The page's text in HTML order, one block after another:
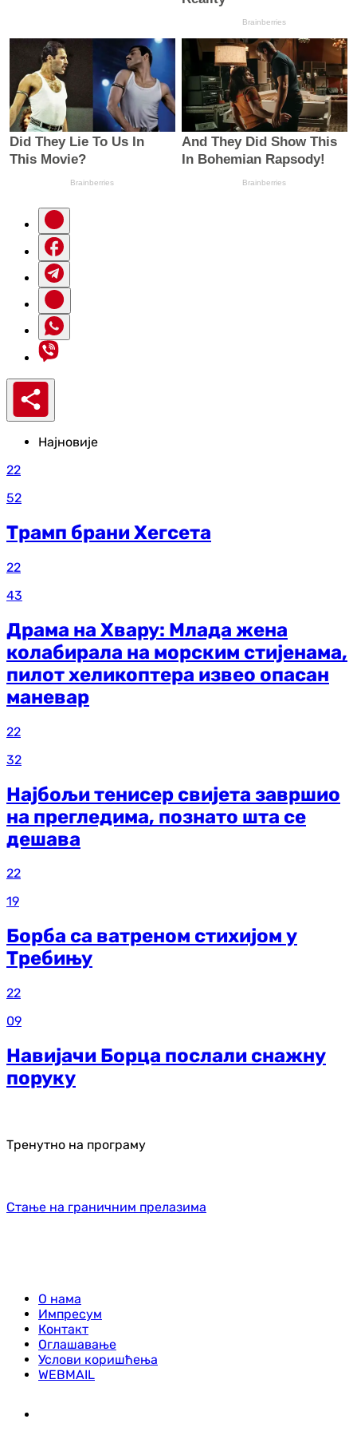
Најновије
22
52
Трамп брани Хегсета
22
43
Драма на Хвару: Млада жена
колабирала на морским стијенама,
пилот хеликоптера извео опасан
маневар
22
32
Најбољи тенисер свијета завршио
на прегледима, познато шта се
дешава
22
19
Борба са ватреном стихијом у
Требињу
22
09
Навијачи Борца послали снажну
поруку
Тренутно на програму
Стање на граничним прелазима
О нама
Импресум
Контакт
Оглашавање
Услови коришћења
WEBMAIL